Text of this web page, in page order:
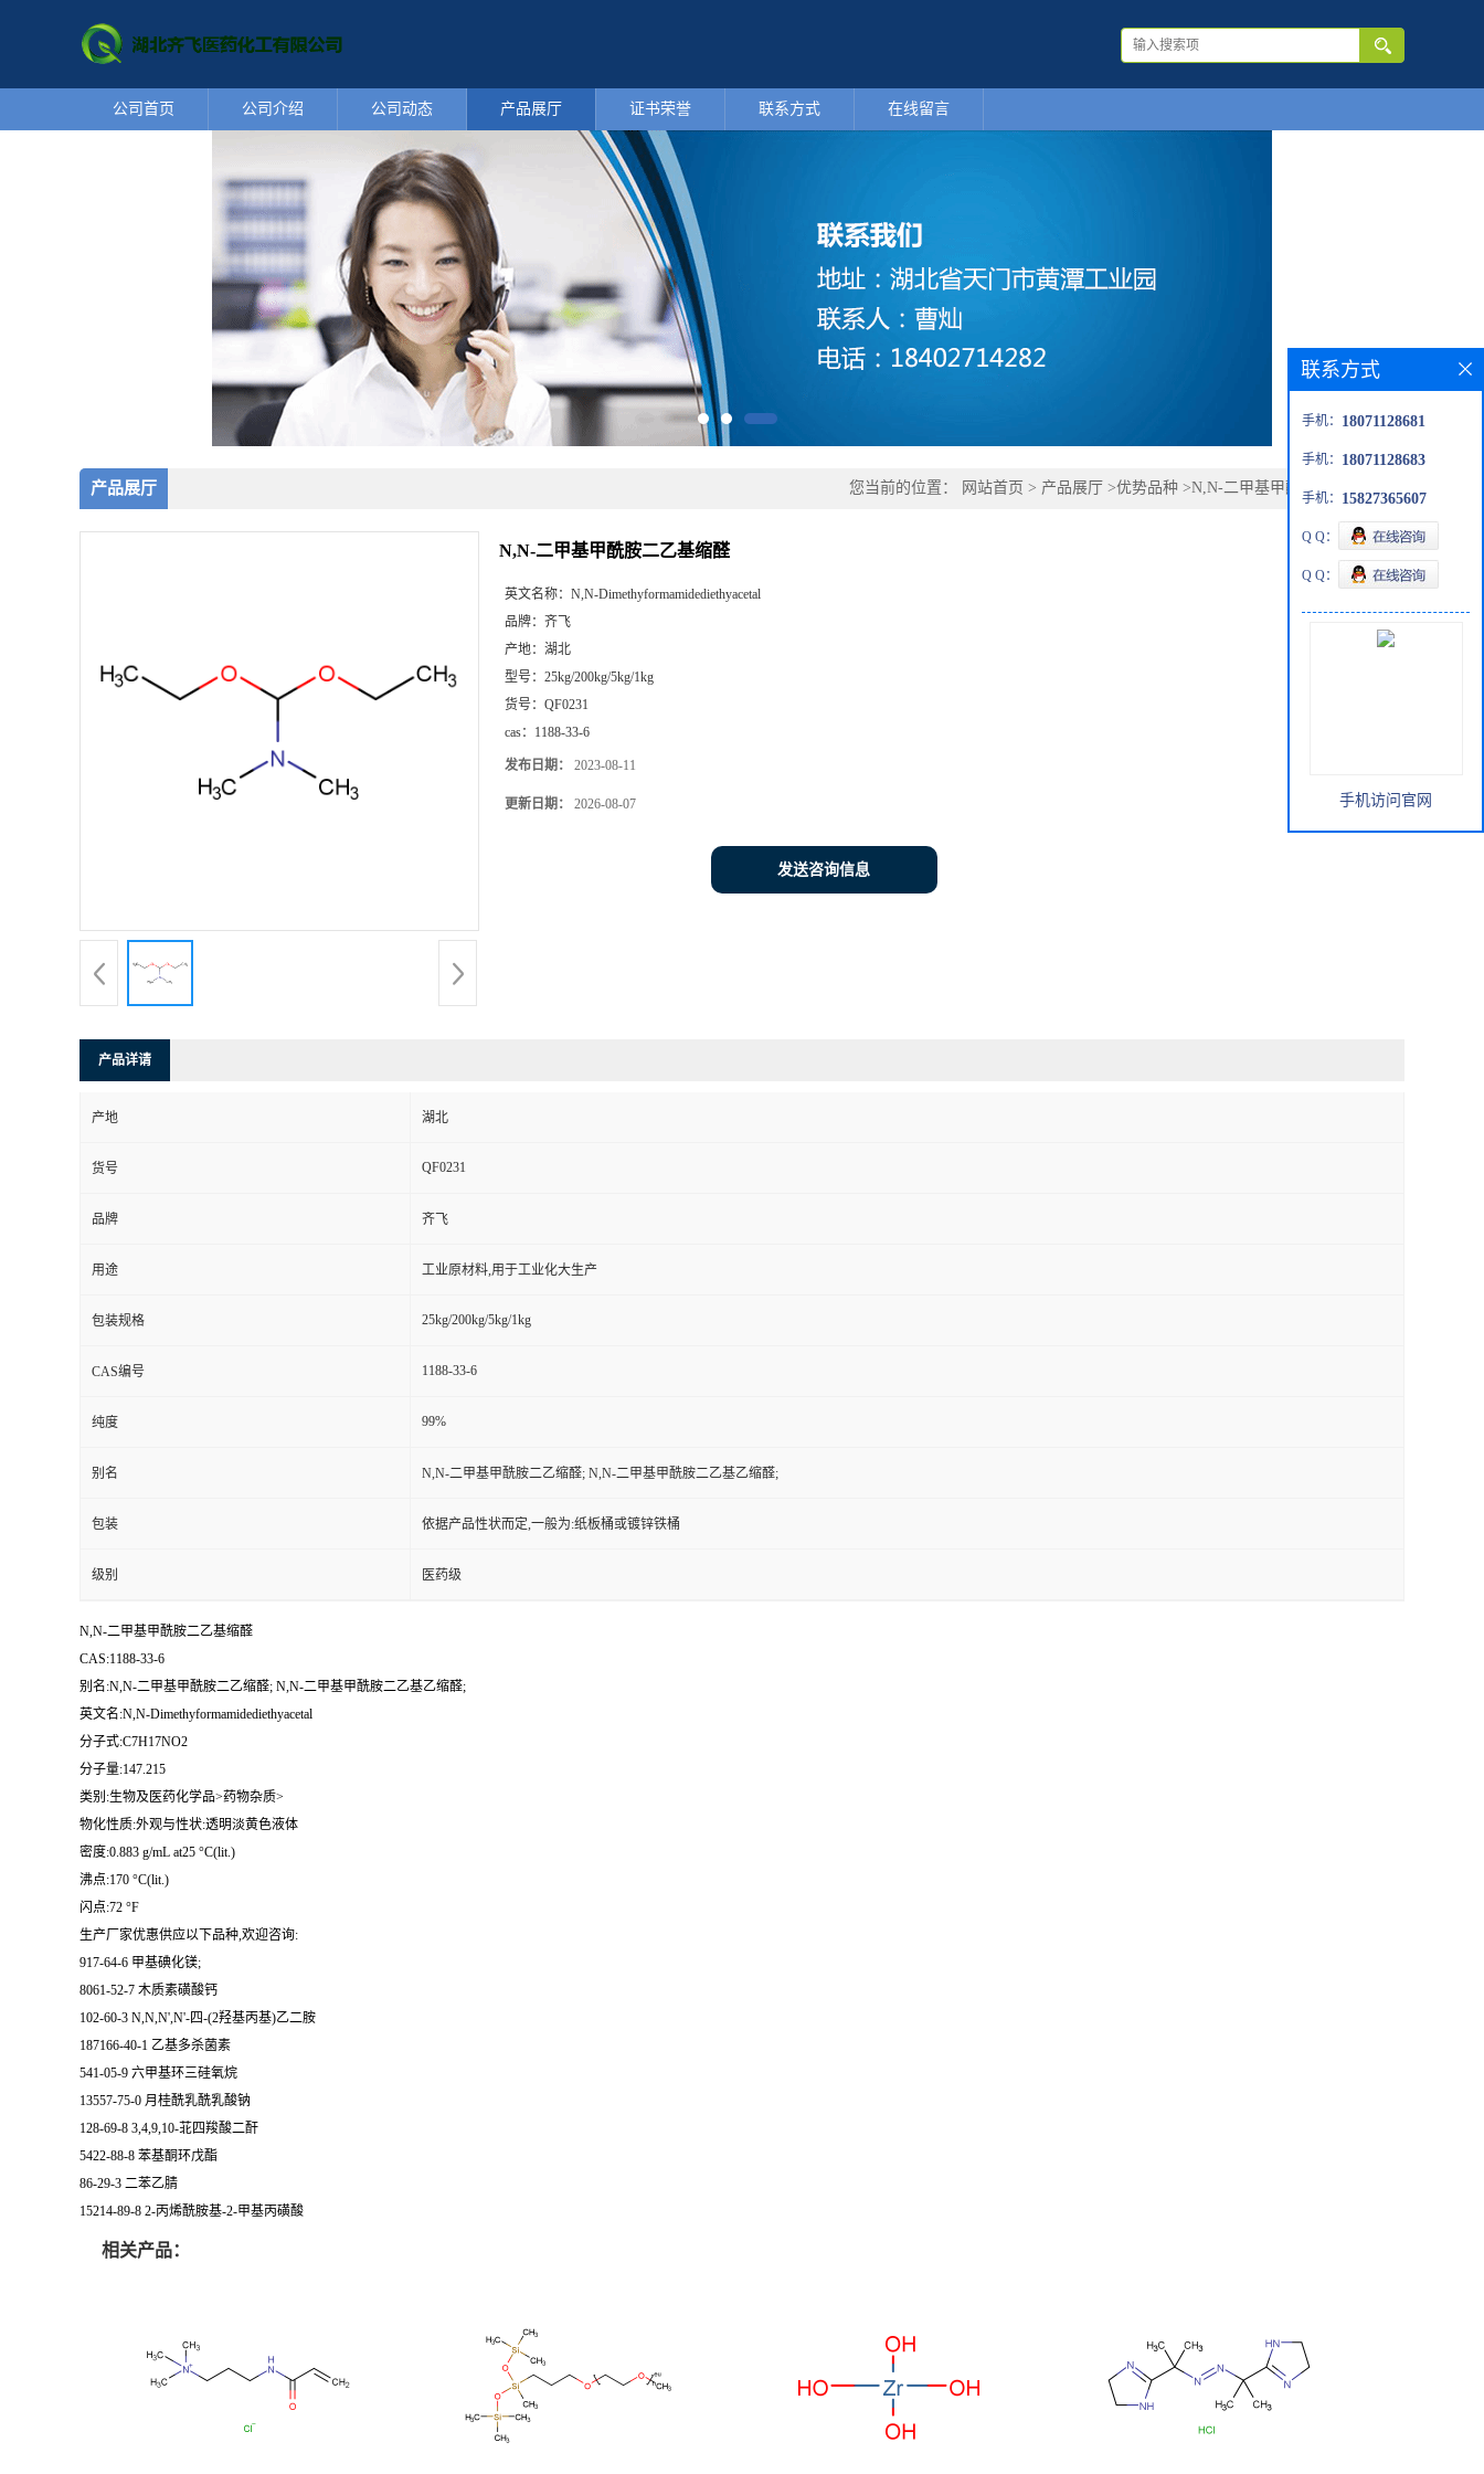
公司首页 公司介绍 公司动态 产品展厅 证书荣誉 联系方式 在线留言
产品展厅 您当前的位置： 网站首页 > 产品展厅 >优势品种 >N,N-二甲基甲酰胺二乙基缩醛
N,N-二甲基甲酰胺二乙基缩醛
英文名称： N,N-Dimethyformamidediethyacetal
品牌： 齐飞
产地： 湖北
型号： 25kg/200kg/5kg/1kg
货号： QF0231
cas： 1188-33-6
发布日期： 2023-08-11
更新日期： 2026-08-07
发送咨询信息
产品详请
产地 湖北
货号 QF0231
品牌 齐飞
用途 工业原材料,用于工业化大生产
包装规格 25kg/200kg/5kg/1kg
CAS编号 1188-33-6
纯度 99%
别名 N,N-二甲基甲酰胺二乙缩醛; N,N-二甲基甲酰胺二乙基乙缩醛;
包装 依据产品性状而定,一般为:纸板桶或镀锌铁桶
级别 医药级
N,N-二甲基甲酰胺二乙基缩醛
CAS:1188-33-6
别名:N,N-二甲基甲酰胺二乙缩醛; N,N-二甲基甲酰胺二乙基乙缩醛;
英文名:N,N-Dimethyformamidediethyacetal
分子式:C7H17NO2
分子量:147.215
类别:生物及医药化学品>药物杂质>
物化性质:外观与性状:透明淡黄色液体
密度:0.883 g/mL at25 °C(lit.)
沸点:170 °C(lit.)
闪点:72 °F
生产厂家优惠供应以下品种,欢迎咨询:
917-64-6 甲基碘化镁;
8061-52-7 木质素磺酸钙
102-60-3 N,N,N',N'-四-(2羟基丙基)乙二胺
187166-40-1 乙基多杀菌素
541-05-9 六甲基环三硅氧烷
13557-75-0 月桂酰乳酰乳酸钠
128-69-8 3,4,9,10-苝四羧酸二酐
5422-88-8 苯基酮环戊酯
86-29-3 二苯乙腈
15214-89-8 2-丙烯酰胺基-2-甲基丙磺酸
相关产品：
联系方式
手机： 18071128681
手机： 18071128683
手机： 15827365607
Q Q：
Q Q：
手机访问官网